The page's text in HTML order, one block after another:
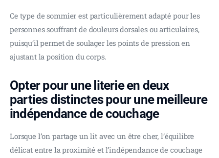
Ce type de sommier est particulièrement adapté pour les
personnes souffrant de douleurs dorsales ou articulaires,
puisqu’il permet de soulager les points de pression en
ajustant la position du corps.
Opter pour une literie en deux
parties distinctes pour une meilleure
indépendance de couchage
Lorsque l’on partage un lit avec un être cher, l’équilibre
délicat entre la proximité et l’indépendance de couchage